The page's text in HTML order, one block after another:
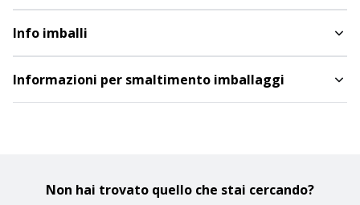
Info imballi
Informazioni per smaltimento imballaggi
Non hai trovato quello che stai cercando?